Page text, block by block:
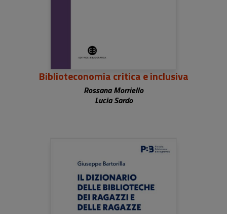
Biblioteconomia critica e inclusiva
Rossana Morriello
Lucia Sardo